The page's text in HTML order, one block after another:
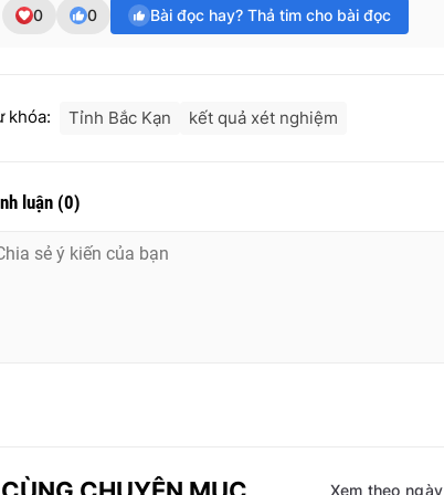
0 0 Bài đọc hay? Thả tim cho bài đọc
khóa: Tỉnh Bắc Kạn kết quả xét nghiệm
luận (0)
Xem theo ngày